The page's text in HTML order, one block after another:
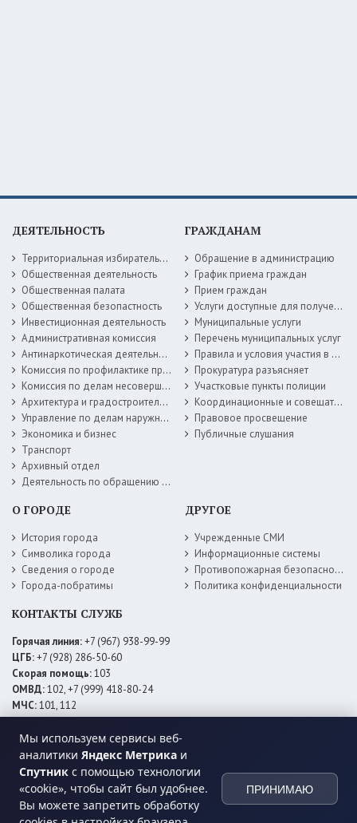
Мы используем сервисы веб-
аналитики Яндекс Метрика и
Спутник с помощью технологии
«cookie», чтобы сайт был удобнее.
Вы можете запретить обработку
ПРИНИМАЮ
ДЕЯТЕЛЬНОСТЬ
Территориальная избирательная комиссия
Общественная деятельность
Общественная палата
Общественная безопастность
Инвестиционная деятельность
Административная комиссия
Антинаркотическая деятельность
Комиссия по профилактике правонарушений
Комиссия по делам несовершеннолетних
Архитектура и градостроительство
Управление по делам наружной рекламы
Экономика и бизнес
Транспорт
Архивный отдел
Деятельность по обращению с животными без владельцев
ГРАЖДАНАМ
Обращение в администрацию
График приема граждан
Прием граждан
Услуги доступные для получения в электронной форме
Муниципальные услуги
Перечень муниципальных услуг
Правила и условия участия в жилищных программах
Прокуратура разъясняет
Участковые пункты полиции
Координационные и совещательные органы
Правовое просвещение
Публичные слушания
О ГОРОДЕ
История города
Символика города
Сведения о городе
Города-побратимы
ДРУГОЕ
Учрежденные СМИ
Информационные системы
Противопожарная безопасность
Политика конфиденциальности
КОНТАКТЫ СЛУЖБ
Горячая линия:+7 (967) 938-99-99
ЦГБ:+7 (928) 286-50-60
Скорая помощь:103
ОМВД:102, +7 (999) 418-80-24
МЧС:101, 112
ЕДДС:+7 (928) 576-09-83
Электросети:+7 (800) 220-02-20
Даггаз:+7 (928) 980-64-04
Горводоснаб: +7 (928) 559-59-74
Теплоснаб: +7 (928) 873-27-09
МФЦ:+7 (938) 777-82-44